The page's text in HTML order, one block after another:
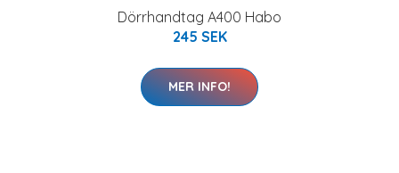
Dörrhandtag A400 Habo
245 SEK
MER INFO!